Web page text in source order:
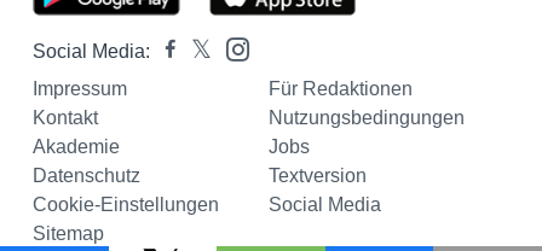
Social Media:
Impressum
Für Redaktionen
Kontakt
Nutzungsbedingungen
Akademie
Jobs
Datenschutz
Textversion
Cookie-Einstellungen
Social Media
Sitemap